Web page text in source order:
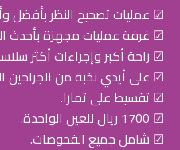
☑ عمليات تصحيح النظر بأفضل
☑ غرفة عمليات مجهزة بأحدث
☑ راحة أكبر وإجراءات أكثر
☑ على أيدي نخبة من الجراحين
☑ تقسيط على تمارا.
☑ 1700 ريال للعين الواحدة.
☑ شامل جميع الفحوصات.